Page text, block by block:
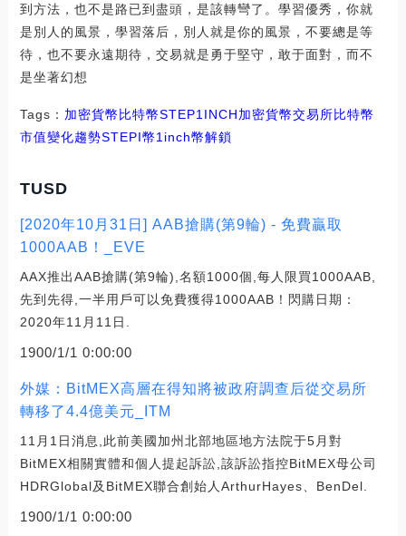
到方法，也不是路已到盡頭，是該轉彎了。學習優秀，你就
是別人的風景，學習落后，別人就是你的風景，不要總是等
待，也不要永遠期待，交易就是勇于堅守，敢于面對，而不
是坐著幻想
Tags： 加密貨幣 比特幣STEP1INCH加密貨幣交易所比特幣
市值變化趨勢STEPI幣1inch幣解鎖
TUSD
[2020年10月31日] AAB搶購(第9輪) - 免費贏取
1000AAB！_EVE
AAX推出AAB搶購(第9輪),名額1000個,每人限買1000AAB,
先到先得,一半用戶可以免費獲得1000AAB！閃購日期：
2020年11月11日.
1900/1/1 0:00:00
外媒：BitMEX高層在得知將被政府調查后從交易所
轉移了4.4億美元_ITM
11月1日消息,此前美國加州北部地區地方法院于5月對
BitMEX相關實體和個人提起訴訟,該訴訟指控BitMEX母公司
HDRGlobal及BitMEX聯合創始人ArthurHayes、BenDel.
1900/1/1 0:00:00